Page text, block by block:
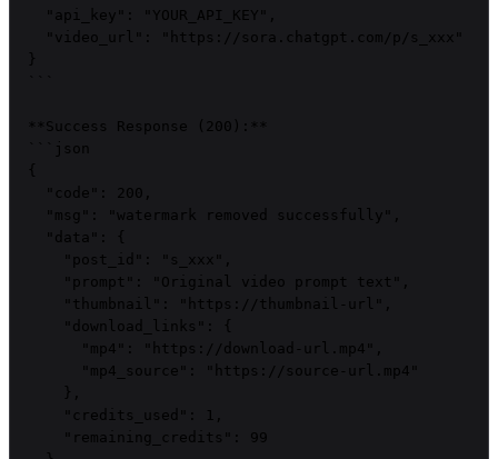
}
**Success Response (200):**
```json
{